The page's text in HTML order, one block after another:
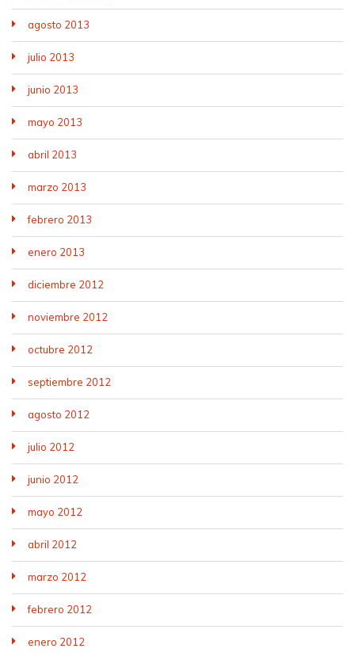
agosto 2013
julio 2013
junio 2013
mayo 2013
abril 2013
marzo 2013
febrero 2013
enero 2013
diciembre 2012
noviembre 2012
octubre 2012
septiembre 2012
agosto 2012
julio 2012
junio 2012
mayo 2012
abril 2012
marzo 2012
febrero 2012
enero 2012